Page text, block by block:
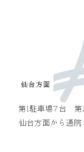
第1駐車場7台 第
仙台方面から通院